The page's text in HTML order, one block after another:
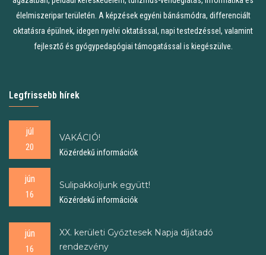
élelmiszeripar területén. A képzések egyéni bánásmódra, differenciált
oktatásra épülnek, idegen nyelvi oktatással, napi testedzéssel, valamint
fejlesztő és gyógypedagógiai támogatással is kiegészülve.
Legfrissebb hírek
júl
20
VAKÁCIÓ!
Közérdekű információk
jún
16
Sulipakkoljunk együtt!
Közérdekű információk
jún
16
XX. kerületi Győztesek Napja díjátadó
rendezvény